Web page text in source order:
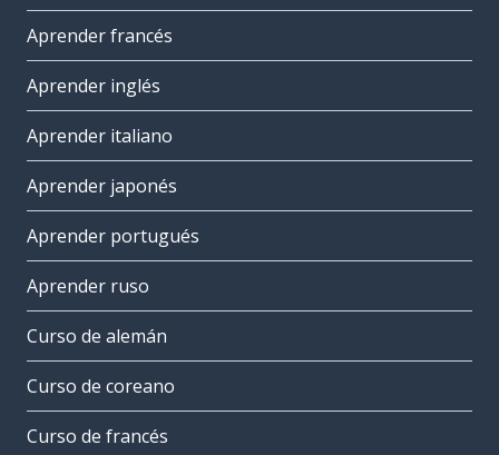
Aprender francés
Aprender inglés
Aprender italiano
Aprender japonés
Aprender portugués
Aprender ruso
Curso de alemán
Curso de coreano
Curso de francés